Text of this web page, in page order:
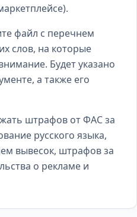
файл с перечнем
слов, на которые
Будет указано
а также его
штрафов от ФАС за
русского языка,
вывесок, штрафов за
о рекламе и